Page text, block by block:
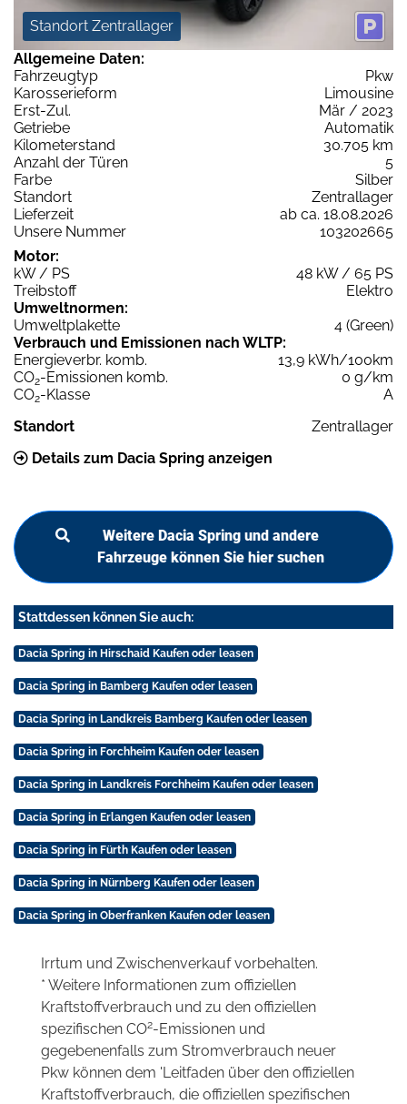
Standort Zentrallager
Allgemeine Daten:
Fahrzeugtyp
Pkw
Karosserieform
Limousine
Erst-Zul.
Mär / 2023
Getriebe
Automatik
Kilometerstand
30.705 km
Anzahl der Türen
5
Farbe
Silber
Standort
Zentrallager
Lieferzeit
ab ca. 18.08.2026
Unsere Nummer
103202665
Motor:
kW / PS
48 kW / 65 PS
Treibstoff
Elektro
Umweltnormen:
Umweltplakette
4 (Green)
Verbrauch und Emissionen nach WLTP:
Energieverbr. komb.
13,9 kWh/100km
CO2-Emissionen komb.
0 g/km
CO2-Klasse
A
Standort
Zentrallager
Details zum Dacia Spring anzeigen
Weitere Dacia Spring und andere
Fahrzeuge können Sie hier suchen
Stattdessen können Sie auch:
Dacia Spring in Hirschaid Kaufen oder leasen
Dacia Spring in Bamberg Kaufen oder leasen
Dacia Spring in Landkreis Bamberg Kaufen oder leasen
Dacia Spring in Forchheim Kaufen oder leasen
Dacia Spring in Landkreis Forchheim Kaufen oder leasen
Dacia Spring in Erlangen Kaufen oder leasen
Dacia Spring in Fürth Kaufen oder leasen
Dacia Spring in Nürnberg Kaufen oder leasen
Dacia Spring in Oberfranken Kaufen oder leasen
Irrtum und Zwischenverkauf vorbehalten.
* Weitere Informationen zum offiziellen
Kraftstoffverbrauch und zu den offiziellen
spezifischen CO2-Emissionen und
gegebenenfalls zum Stromverbrauch neuer
Pkw können dem 'Leitfaden über den offiziellen
Kraftstoffverbrauch, die offiziellen spezifischen